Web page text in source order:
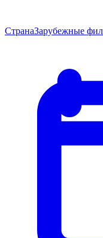
СтранаЗарубежные